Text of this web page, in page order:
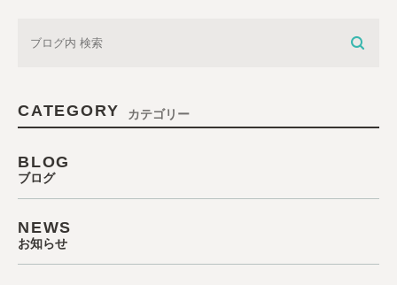
CATEGORY カテゴリー
BLOG
ブログ
NEWS
お知らせ